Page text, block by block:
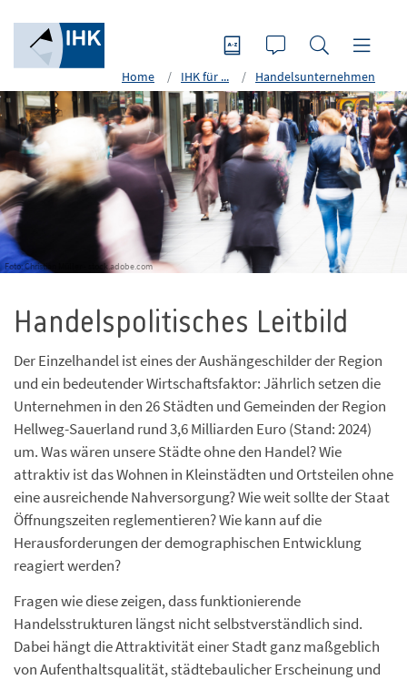
Home IHK für ... Handelsunternehmen
Foto: Christian Müller - stock.adobe.com
Handelspolitisches Leitbild
Der Einzelhandel ist eines der Aushängeschilder der Region
und ein bedeutender Wirtschaftsfaktor: Jährlich setzen die
Unternehmen in den 26 Städten und Gemeinden der Region
Hellweg-Sauerland rund 3,6 Milliarden Euro (Stand: 2024)
um. Was wären unsere Städte ohne den Handel? Wie
attraktiv ist das Wohnen in Kleinstädten und Ortsteilen ohne
eine ausreichende Nahversorgung? Wie weit sollte der Staat
Öffnungszeiten reglementieren? Wie kann auf die
Herausforderungen der demographischen Entwicklung
reagiert werden?
Fragen wie diese zeigen, dass funktionierende
Handelsstrukturen längst nicht selbstverständlich sind.
Dabei hängt die Attraktivität einer Stadt ganz maßgeblich
von Aufenthaltsqualität, städtebaulicher Erscheinung und